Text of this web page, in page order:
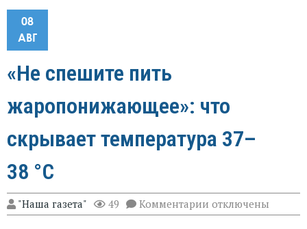
08
АВГ
«Не спешите пить
жаропонижающее»: что
скрывает температура 37–
38 °C
"Наша газета" 49 Комментарии к
записи
отключены